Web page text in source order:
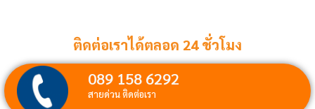
ติดต่อเราได้ตลอด 24 ชั่วโมง
089 158 6292
สายด่วน ติดต่อเรา